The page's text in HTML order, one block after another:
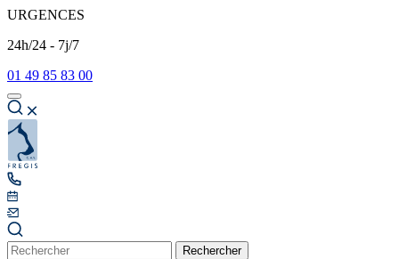
URGENCES
24h/24 - 7j/7
01 49 85 83 00
Rechercher